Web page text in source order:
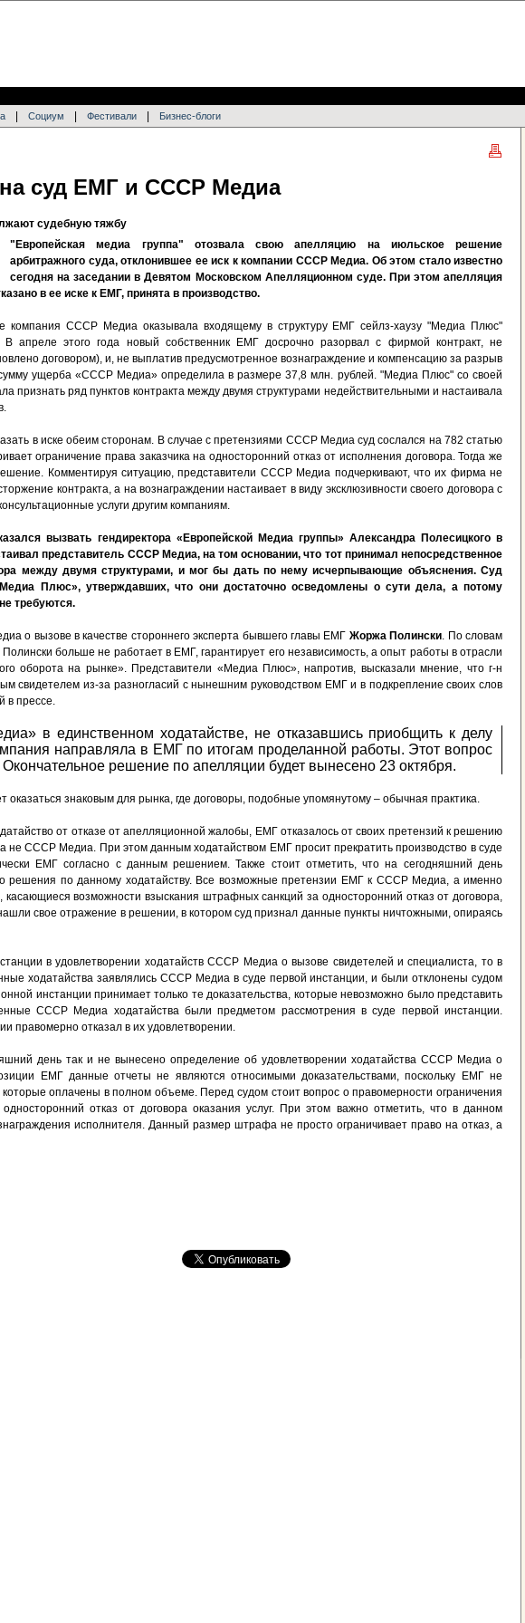
Социум Фестивали Бизнес-блоги
суд ЕМГ и СССР Медиа
судебную тяжбу
"Европейская медиа группа" отозвала свою апелляцию на июльское решение
арбитражного суда, отклонившее ее иск к компании СССР Медиа. Об этом стало известно
сегодня на заседании в Девятом Московском Апелляционном суде. При этом апелляция
в ее иске к ЕМГ, принята в производство.
компания СССР Медиа оказывала входящему в структуру ЕМГ сейлз-хаузу "Медиа Плюс"
В апреле этого года новый собственник ЕМГ досрочно разорвал с фирмой контракт, не
договором), и, не выплатив предусмотренное вознаграждение и компенсацию за разрыв
ущерба «СССР Медиа» определила в размере 37,8 млн. рублей. "Медиа Плюс" со своей
признать ряд пунктов контракта между двумя структурами недействительными и настаивала
в иске обеим сторонам. В случае с претензиями СССР Медиа суд сослался на 782 статью
ограничение права заказчика на односторонний отказ от исполнения договора. Тогда же
Комментируя ситуацию, представители СССР Медиа подчеркивают, что их фирма не
контракта, а на вознаграждении настаивает в виду эксклюзивности своего договора с
услуги другим компаниям.
вызвать гендиректора «Европейской Медиа группы» Александра Полесицкогов
представитель СССР Медиа, на том основании, что тот принимал непосредственное
между двумя структурами, и мог бы дать по нему исчерпывающие объяснения. Суд
Плюс», утверждавших, что они достаточно осведомлены о сути дела, а потому
требуются.
о вызове в качестве стороннего эксперта бывшего главы ЕМГ Жоржа Полински. По словам
больше не работает в ЕМГ, гарантирует его независимость, а опыт работы в отрасли
оборота на рынке». Представители «Медиа Плюс», напротив, высказали мнение, что г-н
свидетелем из-за разногласий с нынешним руководством ЕМГ и в подкрепление своих слов
в прессе.
в единственном ходатайстве, не отказавшись приобщить к делу
направляла в ЕМГ по итогам проделанной работы. Этот вопрос
решение по апелляции будет вынесено 23 октября.
оказаться знаковым для рынка, где договоры, подобные упомянутому – обычная практика.
от отказе от апелляционной жалобы, ЕМГ отказалось от своих претензий к решению
не СССР Медиа. При этом данным ходатайством ЕМГ просит прекратить производство в суде
ЕМГ согласно с данным решением. Также стоит отметить, что на сегодняшний день
решения по данному ходатайству. Все возможные претензии ЕМГ к СССР Медиа, а именно
касающиеся возможности взыскания штрафных санкций за односторонний отказ от договора,
свое отражение в решении, в котором суд признал данные пункты ничтожными, опираясь
в удовлетворении ходатайств СССР Медиа о вызове свидетелей и специалиста, то в
ходатайства заявлялись СССР Медиа в суде первой инстанции, и были отклонены судом
инстанции принимает только те доказательства, которые невозможно было представить
СССР Медиа ходатайства были предметом рассмотрения в суде первой инстанции.
правомерно отказал в их удовлетворении.
день так и не вынесено определение об удовлетворении ходатайства СССР Медиа о
ЕМГ данные отчеты не являются относимыми доказательствами, поскольку ЕМГ не
которые оплачены в полном объеме. Перед судом стоит вопрос о правомерности ограничения
отказ от договора оказания услуг. При этом важно отметить, что в данном
исполнителя. Данный размер штрафа не просто ограничивает право на отказ, а